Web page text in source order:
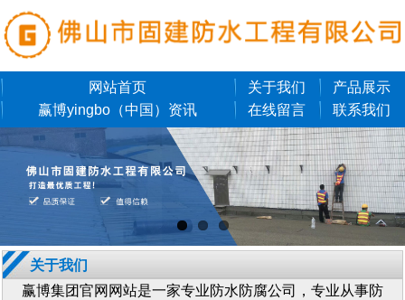
网站首页 关于我们
产品展示
赢博yingbo（中国）资讯
在线留言 联系我们
关于我们
赢博集团官网网站是一家专业防水防腐公司，专业从事防